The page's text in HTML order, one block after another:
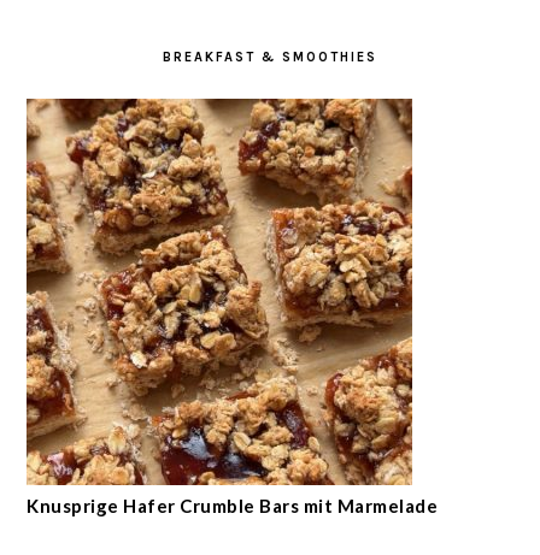
BREAKFAST & SMOOTHIES
Knusprige Hafer Crumble Bars mit Marmelade